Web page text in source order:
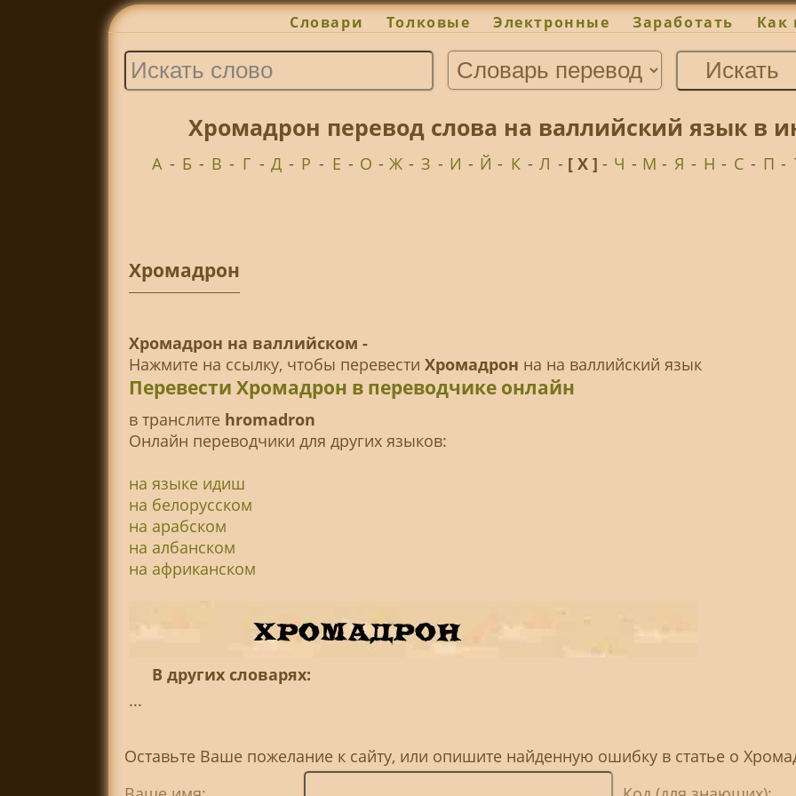
Словари Толковые Электронные Заработать Как
Хромадрон перевод слова на валлийский язык в
А - Б - В - Г - Д - Р - Е - О - Ж - З - И - Й - К - Л - [ Х ] - Ч - М - Я - Н - С - П -
Хромадрон
Хромадрон на валлийском -
Нажмите на ссылку, чтобы перевести Хромадрон на на валлийский язык
Перевести Хромадрон в переводчике онлайн
в транслитe hromadron
Онлайн переводчики для других языков:
на языке идиш
на белорусском
на арабском
на албанском
на африканском
В других словарях:
...
Оставьте Ваше пожелание к сайту, или опишите найденную ошибку в статье о